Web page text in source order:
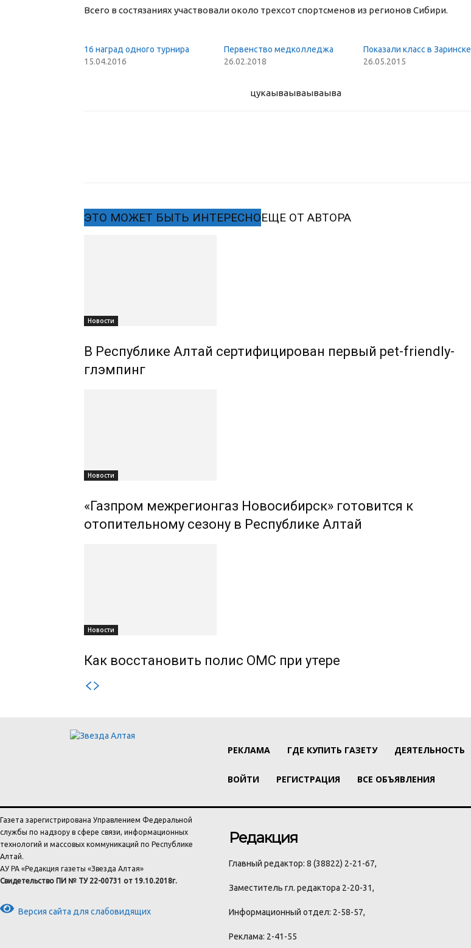
Всего в состязаниях участвовали около трехсот спортсменов из регионов Сибири.
16 наград одного турнира
15.04.2016
Первенство медколледжа
26.02.2018
Показали класс в Заринске
26.05.2015
цукаываываываыва
ЭТО МОЖЕТ БЫТЬ ИНТЕРЕСНОЕЩЕ ОТ АВТОРА
Новости
В Республике Алтай сертифицирован первый pet-friendly-
глэмпинг
Новости
«Газпром межрегионгаз Новосибирск» готовится к
отопительному сезону в Республике Алтай
Новости
Как восстановить полис ОМС при утере
РЕКЛАМА ГДЕ КУПИТЬ ГАЗЕТУ ДЕЯТЕЛЬНОСТЬ
ВОЙТИ РЕГИСТРАЦИЯ ВСЕ ОБЪЯВЛЕНИЯ
Газета зарегистрирована Управлением Федеральной
службы по надзору в сфере связи, информационных
технологий и массовых коммуникаций по Республике
Алтай.
АУ РА «Редакция газеты «Звезда Алтая»
Свидетельство ПИ № ТУ 22-00731 от 19.10.2018г.
Версия сайта для слабовидящих
Редакция
Главный редактор: 8 (38822) 2-21-67,
Заместитель гл. редактора 2-20-31,
Информационный отдел: 2-58-57,
Реклама: 2-41-55